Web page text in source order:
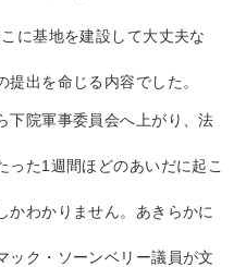
に基地を建設して大丈夫な
出を命じる内容でした。
下院軍事委員会へ上がり、法
った1週間ほどのあいだに起こ
かわかりません。あきらかに
ック・ソーンベリー議員が文